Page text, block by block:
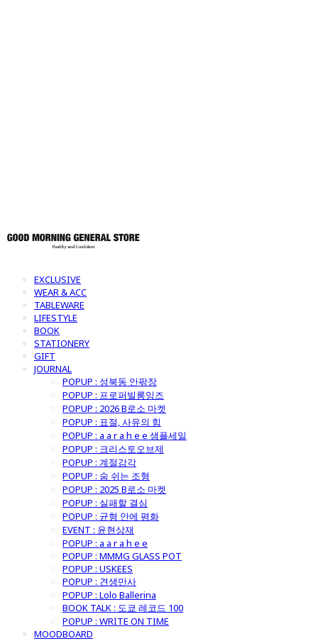
EXCLUSIVE
WEAR & ACC
TABLEWARE
LIFESTYLE
BOOK
STATIONERY
GIFT
JOURNAL
POPUP : 성북동 안팎장
POPUP : 프로퍼빌롱잉즈
POPUP : 2026 B로소 마켓
POPUP : 표절, 사유의 힘
POPUP : a a r a h e e 샘플세일
POPUP : 크리스토오브제
POPUP : 계절감각
POPUP : 숨 쉬는 조형
POPUP : 2025 B로소 마켓
POPUP : 실패할 결심
POPUP : 균형 안에 평화
EVENT : 윤현상재
POPUP : a a r a h e e
POPUP : MMMG GLASS POT
POPUP : USKEES
POPUP : 견생만사
POPUP : Lolo Ballerina
BOOK TALK : 도쿄 레코드 100
POPUP : WRITE ON TIME
MOODBOARD